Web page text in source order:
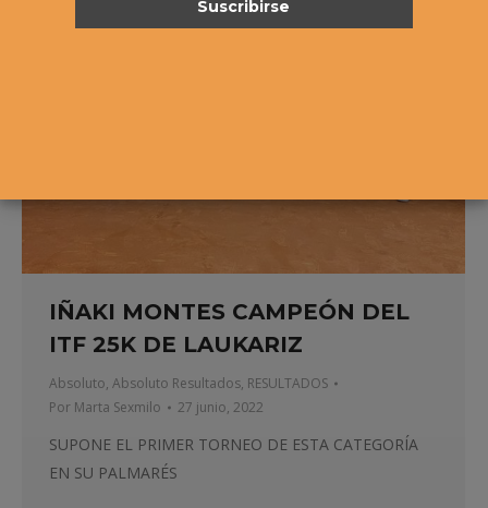
IÑAKI MONTES CAMPEÓN DEL
ITF 25K DE LAUKARIZ
Absoluto, Absoluto Resultados, RESULTADOS
Por Marta Sexmilo 27 junio, 2022
SUPONE EL PRIMER TORNEO DE ESTA CATEGORÍA
EN SU PALMARÉS